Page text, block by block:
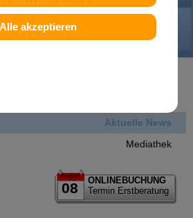
Alle akzeptieren
Aktuelle News
Mediathek
August
08
ONLINEBUCHUNG
Termin Erstberatung